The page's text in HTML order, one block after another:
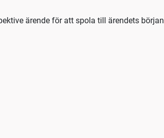
ärende för att spola till ärendets början